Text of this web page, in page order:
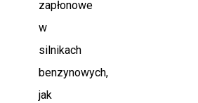
zapłonowe
w
silnikach
benzynowych,
jak